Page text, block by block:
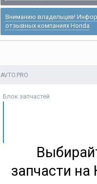
Вниманию владельцев!
отзывных компаниях Honda
AVTO.PRO
Блок запчастей
запчасти на